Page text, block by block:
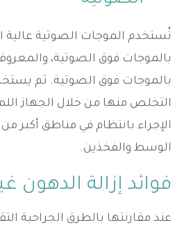
تُستخدم الموجات الصوتية عالية
بالموجات فوق الصوتية،
بالموجات فوق الصوتية. ثم
التخلص منها من خلال الجهاز
الإجراء بانتظام في مناطق أكبر
الوسط والفخذين.
فوائد إزالة الدهون
عند مقارنتها بالطرق الجراحية